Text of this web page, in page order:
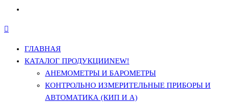
ГЛАВНАЯ
КАТАЛОГ ПРОДУКЦИИNEW!
АНЕМОМЕТРЫ И БАРОМЕТРЫ
КОНТРОЛЬНО ИЗМЕРИТЕЛЬНЫЕ ПРИБОРЫ И
АВТОМАТИКА (КИП И А)